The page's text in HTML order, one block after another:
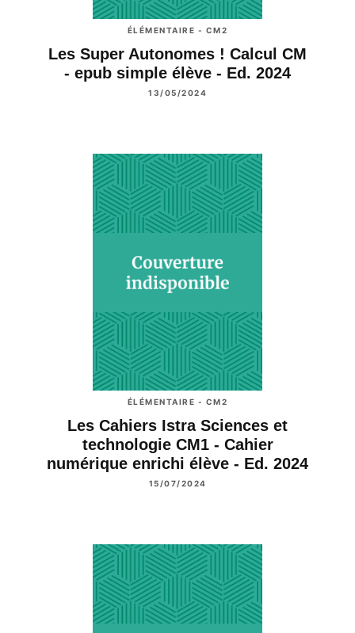
ÉLÉMENTAIRE - CM2
Les Super Autonomes ! Calcul CM
- epub simple élève - Ed. 2024
13/05/2024
ÉLÉMENTAIRE - CM2
Les Cahiers Istra Sciences et
technologie CM1 - Cahier
numérique enrichi élève - Ed. 2024
15/07/2024